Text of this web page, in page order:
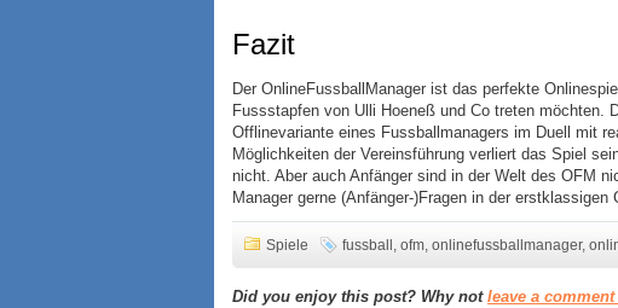
Fazit
Der OnlineFussballManager ist das perfekte
Fussstapfen von Ulli Hoeneß und Co treten möchten.
Offlinevariante eines Fussballmanagers im Duell mit
Möglichkeiten der Vereinsführung verliert das Spiel
nicht. Aber auch Anfänger sind in der Welt des OFM
Manager gerne (Anfänger-)Fragen in der erstklassigen
Spiele fussball , ofm, onlinefussballmanager,
Did you enjoy this post? Why not leave a